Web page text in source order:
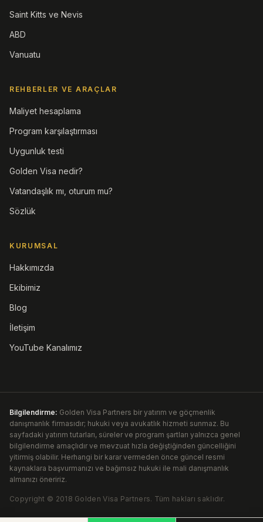
Saint Kitts ve Nevis
ABD
Vanuatu
REHBERLER VE ARAÇLAR
Maliyet hesaplama
Program karşılaştırması
Uygunluk testi
Golden Visa nedir?
Vatandaşlık mı, oturum mu?
Sözlük
KURUMSAL
Hakkımızda
Ekibimiz
Blog
İletişim
YouTube Kanalımız
Bilgilendirme: Golden Visa Partners bir yatırım ve göçmenlik
danışmanlık firmasıdır; hukuki veya avukatlık hizmeti sunmaz. Bu
sayfadaki yatırım tutarları, süreler ve program şartları yalnızca genel
bilgilendirme amaçlıdır ve mevzuat hızla değiştiğinden güncelliğini
yitirmiş olabilir. Herhangi bir karar vermeden önce güncel resmi
kaynaklara başvurmanızı ve bağımsız hukuki ile mali danışmanlık
almanızı öneririz.
Copyright © 2018 Golden Visa Partners. Tüm hakları saklıdır.